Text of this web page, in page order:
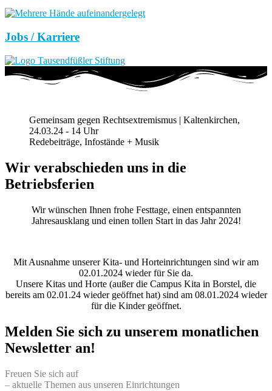
Jobs / Karriere
Gemeinsam gegen Rechtsextremismus | Kaltenkirchen,
24.03.24 - 14 Uhr
Redebeiträge, Infostände + Musik
Wir verabschieden uns in die
Betriebsferien
Wir wünschen Ihnen frohe Festtage, einen entspannten
Jahresausklang und einen tollen Start in das Jahr 2024!
Mit Ausnahme unserer Kita- und Horteinrichtungen sind wir am
02.01.2024 wieder für Sie da.
Unsere Kitas und Horte (außer die Campus Kita in Borstel, die
bereits am 02.01.24 wieder geöffnet hat) sind am 08.01.2024 wieder
für die Kinder geöffnet.
Melden Sie sich zu unserem monatlichen
Newsletter an!
Freuen Sie sich auf
– aktuelle Themen aus unseren Einrichtungen